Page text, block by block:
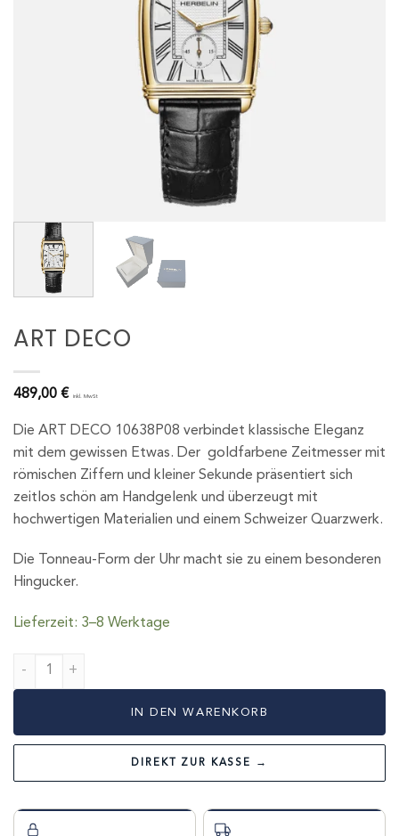
ART DECO
489,00 € inkl. MwSt
Die ART DECO 10638P08 verbindet klassische Eleganz
mit dem gewissen Etwas. Der goldfarbene Zeitmesser mit
römischen Ziffern und kleiner Sekunde präsentiert sich
zeitlos schön am Handgelenk und überzeugt mit
hochwertigen Materialien und einem Schweizer Quarzwerk.
Die Tonneau-Form der Uhr macht sie zu einem besonderen
Hingucker.
Lieferzeit: 3–8 Werktage
ART DECO Menge
IN DEN WARENKORB
DIREKT ZUR KASSE →